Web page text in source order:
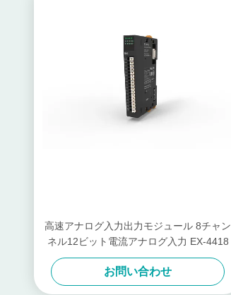
高速アナログ入力出力モジュール 8チャン
ネル12ビット電流アナログ入力 EX-4418
お問い合わせ